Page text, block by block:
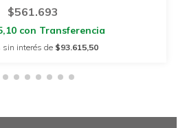
$561.693
con Transferencia
sin interés de $93.615,50